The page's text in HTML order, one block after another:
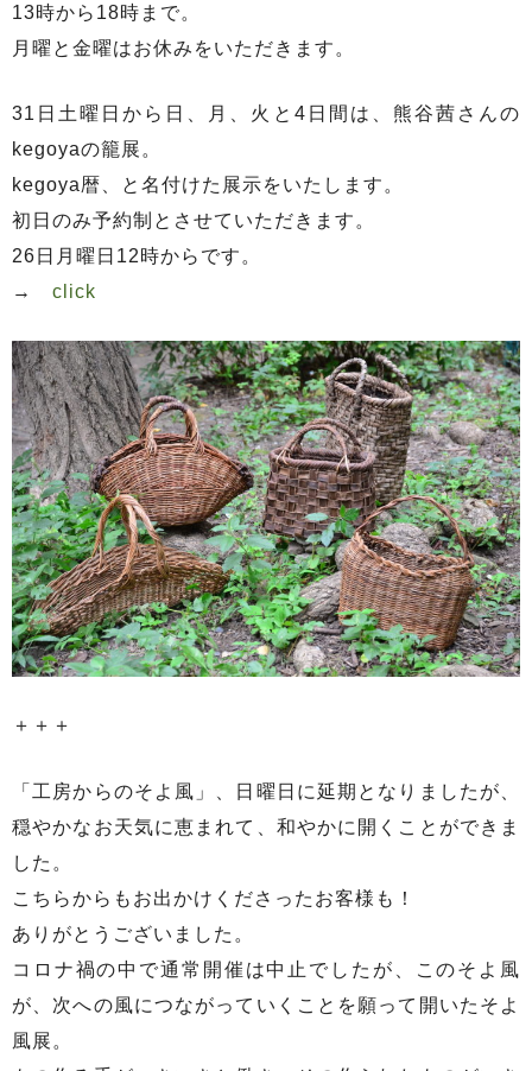
13時から18時まで。
月曜と金曜はお休みをいただきます。
31日土曜日から日、月、火と4日間は、熊谷茜さんの
kegoyaの籠展。
kegoya暦、と名付けた展示をいたします。
初日のみ予約制とさせていただきます。
26日月曜日12時からです。
→ click
＋＋＋
「工房からのそよ風」、日曜日に延期となりましたが、
穏やかなお天気に恵まれて、和やかに開くことができま
した。
こちらからもお出かけくださったお客様も！
ありがとうございました。
コロナ禍の中で通常開催は中止でしたが、このそよ風
が、次への風につながっていくことを願って開いたそよ
風展。